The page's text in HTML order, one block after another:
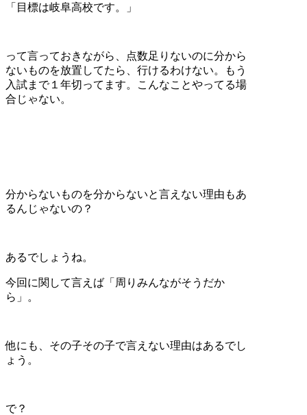
「目標は岐阜高校です。」
って言っておきながら、点数足りないのに分から
ないものを放置してたら、行けるわけない。もう
入試まで１年切ってます。こんなことやってる場
合じゃない。
分からないものを分からないと言えない理由もあ
るんじゃないの？
あるでしょうね。
今回に関して言えば「周りみんながそうだか
ら」。
他にも、その子その子で言えない理由はあるでし
ょう。
で？